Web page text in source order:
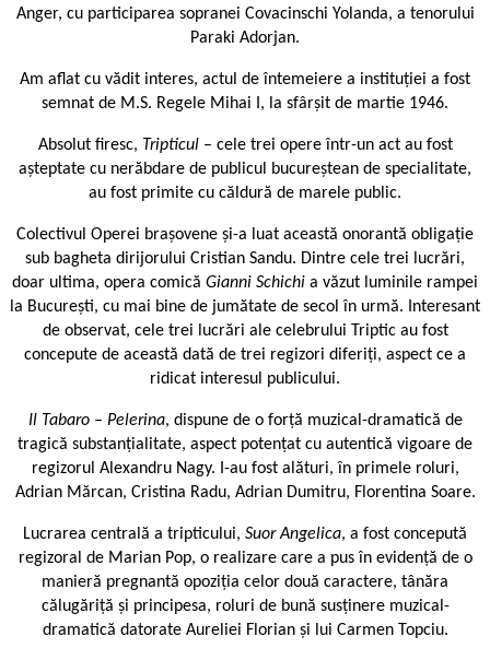
Anger, cu participarea sopranei Covacinschi Yolanda, a tenorului
Paraki Adorjan.
Am aflat cu vădit interes, actul de întemeiere a instituției a fost
semnat de M.S. Regele Mihai I, la sfârșit de martie 1946.
Absolut firesc, Tripticul – cele trei opere într-un act au fost
așteptate cu nerăbdare de publicul bucureștean de specialitate,
au fost primite cu căldură de marele public.
Colectivul Operei brașovene și-a luat această onorantă obligație
sub bagheta dirijorului Cristian Sandu. Dintre cele trei lucrări,
doar ultima, opera comică Gianni Schichi a văzut luminile rampei
la București, cu mai bine de jumătate de secol în urmă. Interesant
de observat, cele trei lucrări ale celebrului Triptic au fost
concepute de această dată de trei regizori diferiți, aspect ce a
ridicat interesul publicului.
Il Tabaro – Pelerina, dispune de o forță muzical-dramatică de
tragică substanțialitate, aspect potențat cu autentică vigoare de
regizorul Alexandru Nagy. I-au fost alături, în primele roluri,
Adrian Mărcan, Cristina Radu, Adrian Dumitru, Florentina Soare.
Lucrarea centrală a tripticului, Suor Angelica, a fost concepută
regizoral de Marian Pop, o realizare care a pus în evidență de o
manieră pregnantă opoziția celor două caractere, tânăra
călugăriță și principesa, roluri de bună susținere muzical-
dramatică datorate Aureliei Florian și lui Carmen Topciu.